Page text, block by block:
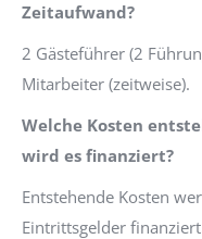
Zeitaufwand?
2 Gästeführer (2
Mitarbeiter (zeitweise).
Welche Kosten
wird es finanziert?
Entstehende Kosten
Eintrittsgelder